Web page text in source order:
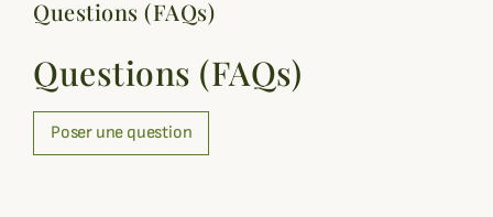
Questions (FAQs)
Questions (FAQs)
Poser une question